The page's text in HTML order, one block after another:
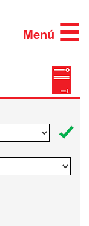
×
×☰
Menú